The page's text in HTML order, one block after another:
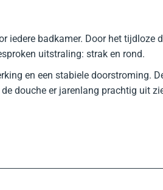
badkamer. Door het tijdloze
uitstraling: strak en rond.
en een stabiele doorstroming.
douche er jarenlang prachtig uit